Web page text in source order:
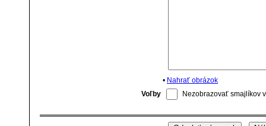
• Nahrať obrázok
Voľby
Nezobrazovať smajlíkov